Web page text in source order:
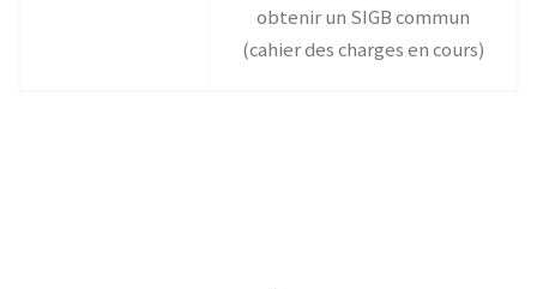
obtenir un SIGB commun
(cahier des charges en cours)